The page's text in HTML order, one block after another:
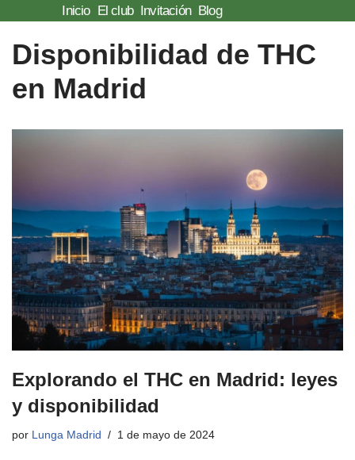
Saltar
al
contenido
Inicio El club Invitación Blog
Disponibilidad de THC
en Madrid
Explorando el THC en Madrid: leyes
y disponibilidad
por Lunga Madrid 1 de mayo de 2024